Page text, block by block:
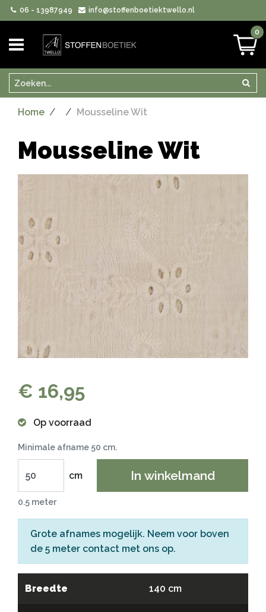
06 - 13987949 info@stoffenboetiektwello.nl
0
Zoeken
Home Mousseline Wit
Mousseline Wit
€ 16,95
Op voorraad
Minimale afname 50 cm.
cm In winkelmand
0.5 meter
Grote afnames mogelijk. Neem voor boven
de 5 meter contact met ons op.
Breedte 140 cm